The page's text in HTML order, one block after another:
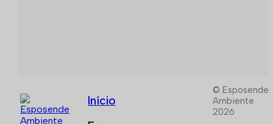
Início
© Esposende
Ambiente
2026